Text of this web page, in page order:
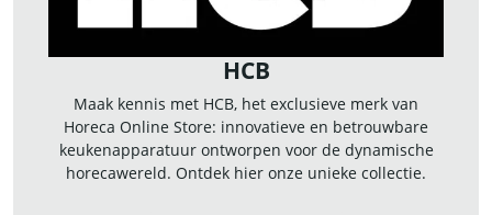
HCB
Maak kennis met HCB, het exclusieve merk van
Horeca Online Store: innovatieve en betrouwbare
keukenapparatuur ontworpen voor de dynamische
horecawereld. Ontdek hier onze unieke collectie.